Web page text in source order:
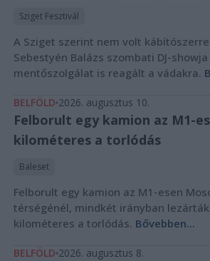
Sziget Fesztivál
A Sziget szerint nem volt
Sebestyén Balázs szombati DJ-
mentőszolgálat is reagált a vádakra.
BELFÖLD 2026. augusztus 10.
Felborult egy kamion az M1-
kilométeres a torlódás
Baleset
Felborult egy kamion az M1-esen
térségénél, mindkét irányban
kilométeres a torlódás. Bővebben...
BELFÖLD 2026. augusztus 8.